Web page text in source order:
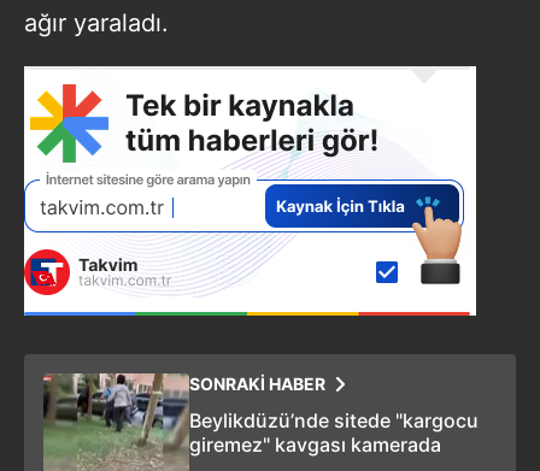
ağır yaraladı.
SONRAKİ HABER
Beylikdüzü’nde sitede "kargocu
giremez" kavgası kamerada